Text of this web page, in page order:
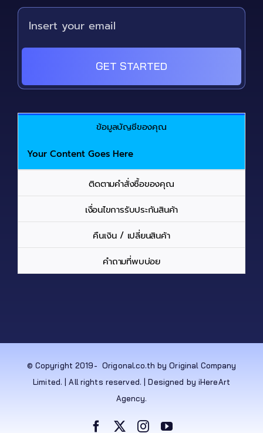
GET STARTED
ข้อมูลบัญชีของคุณ
Your Content Goes Here
ติดตามคำสั่งซื้อของคุณ
เงื่อนไขการรับประกันสินค้า
คืนเงิน / เปลี่ยนสินค้า
คำถามที่พบบ่อย
© Copyright 2019- Origonal.co.th by Original Company
Limited. | All rights reserved. | Designed by iHereArt
Agency.